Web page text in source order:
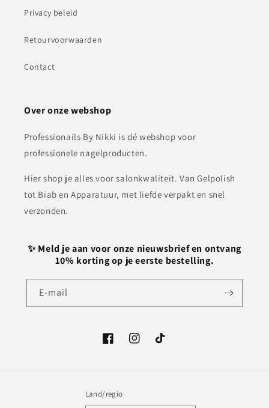
Privacy beleid
Retourvoorwaarden
Contact
Over onze webshop
Professionails By Nikki is dé webshop voor
professionele nagelproducten.
Hier shop je alles voor salonkwaliteit. Van Gelpolish
tot Biab en Apparatuur, met liefde verpakt en snel
verzonden.
✨ Meld je aan voor onze nieuwsbrief en ontvang
10% korting op je eerste bestelling.
E‑mail
FacebookInstagramTikTok
Land/regio